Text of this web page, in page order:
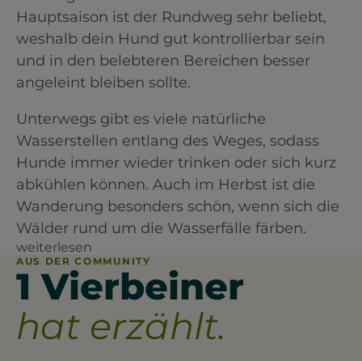
Hauptsaison ist der Rundweg sehr beliebt,
weshalb dein Hund gut kontrollierbar sein
und in den belebteren Bereichen besser
angeleint bleiben sollte.
Unterwegs gibt es viele natürliche
Wasserstellen entlang des Weges, sodass
Hunde immer wieder trinken oder sich kurz
abkühlen können. Auch im Herbst ist die
Wanderung besonders schön, wenn sich die
Wälder rund um die Wasserfälle färben.
weiterlesen
AUS DER COMMUNITY
1 Vierbeiner
hat erzählt.